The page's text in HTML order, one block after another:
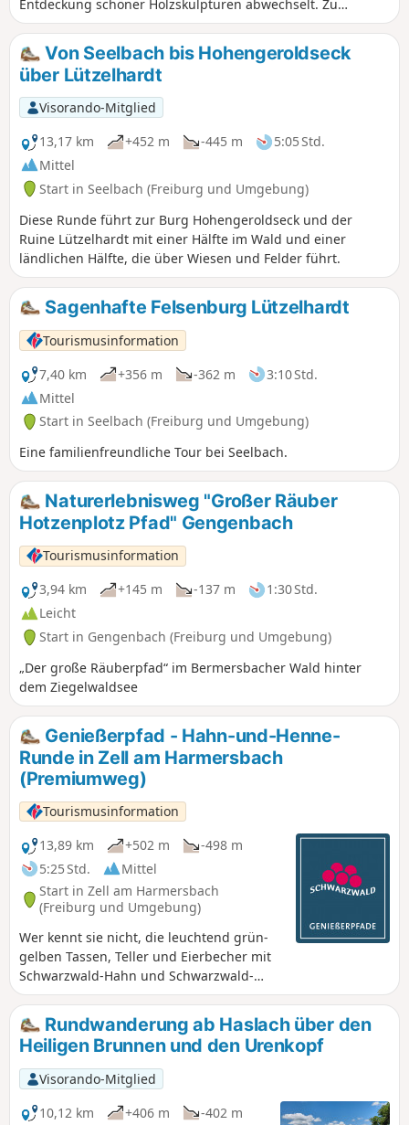
Entdeckung schöner Holzskulpturen abwechselt. Zu
beachten ist, dass der Beginn des Abstiegs teilweise recht
steil ist.Von Seelbach bis Hohengeroldseck
über Lützelhardt
Visorando-Mitglied
13,17 km
+452 m -445 m
5:05 Std.
Mittel
Start in Seelbach (Freiburg und Umgebung)
Diese Runde führt zur Burg Hohengeroldseck und der
Ruine Lützelhardt mit einer Hälfte im Wald und einer
ländlichen Hälfte, die über Wiesen und Felder führt.
Sagenhafte Felsenburg Lützelhardt
Tourismusinformation
7,40 km
+356 m -362 m
3:10 Std.
Mittel
Start in Seelbach (Freiburg und Umgebung)
Eine familienfreundliche Tour bei Seelbach.
Naturerlebnisweg "Großer Räuber
Hotzenplotz Pfad" Gengenbach
Tourismusinformation
3,94 km
+145 m -137 m
1:30 Std.
Leicht
Start in Gengenbach (Freiburg und Umgebung)
„Der große Räuberpfad“ im Bermersbacher Wald hinter
dem Ziegelwaldsee
Genießerpfad - Hahn-und-Henne-
Runde in Zell am Harmersbach
(Premiumweg)
Tourismusinformation
13,89 km
+502 m
-498 m
5:25 Std.
Mittel
Start in Zell am Harmersbach
(Freiburg und Umgebung)
Wer kennt sie nicht, die leuchtend grün-
gelben Tassen, Teller und Eierbecher mit
Schwarzwald-Hahn und Schwarzwald-
Henne? Das sympathische Hühnerpaar
begleitet Sie auch auf der rund 14
Kilometer langen „Hahn-und-Henne-
Runde“ durch die Ferienlandschaft
Mittlerer Schwarzwald Gengenbach
Harmersbachtal.
Rundwanderung ab Haslach über den
Heiligen Brunnen und den Urenkopf
Visorando-Mitglied
10,12 km
+406 m
-402 m